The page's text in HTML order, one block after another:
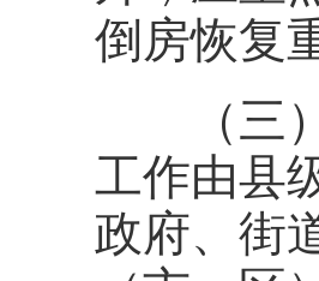
倒房恢复
（三）
工作由县
政府、街